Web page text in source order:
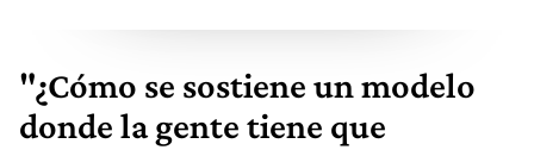
"¿Cómo se sostiene un modelo
donde la gente tiene que